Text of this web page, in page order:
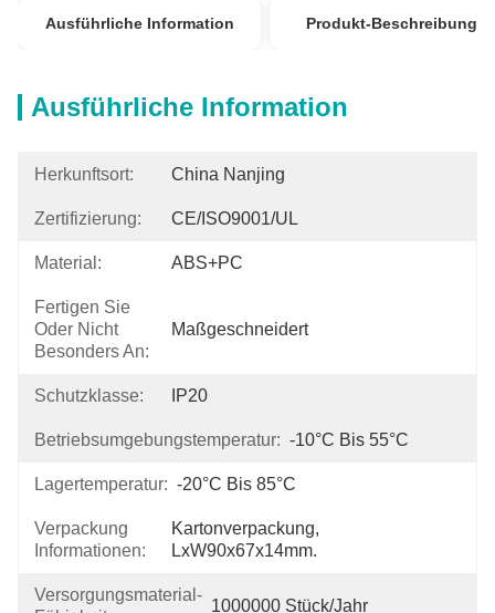
Ausführliche Information Produkt-Beschreibung
Ausführliche Information
Herkunftsort: China Nanjing
Zertifizierung: CE/ISO9001/UL
Material: ABS+PC
Fertigen Sie
Oder Nicht
Besonders An:
Maßgeschneidert
Schutzklasse: IP20
Betriebsumgebungstemperatur: -10°C Bis 55°C
Lagertemperatur: -20°C Bis 85°C
Verpackung
Informationen:
Kartonverpackung,
LxW90x67x14mm.
Versorgungsmaterial-
1000000 Stück/Jahr